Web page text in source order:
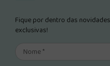
Fique por dentro das
exclusivas!